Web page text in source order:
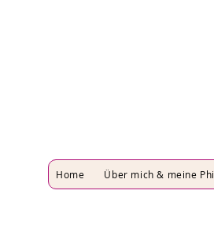
Home Über mich & meine